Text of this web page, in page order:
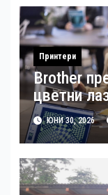
Принтери
Brother
цветни
бизнеса
ЮНИ 30, 2026